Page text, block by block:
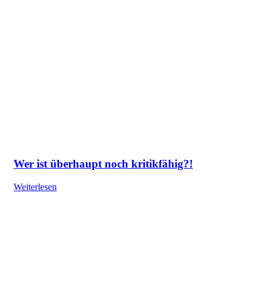
Wer ist überhaupt noch kritikfähig?!
Weiterlesen